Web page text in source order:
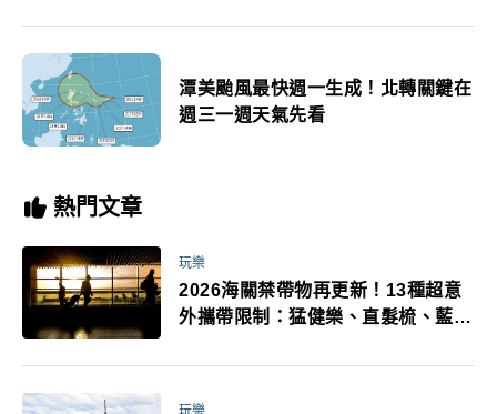
潭美颱風最快週一生成！北轉關鍵在
週三一週天氣先看
熱門文章
玩樂
2026海關禁帶物再更新！13種超意
外攜帶限制：猛健樂、直髮梳、藍牙
萬！注意事項一次看！
玩樂